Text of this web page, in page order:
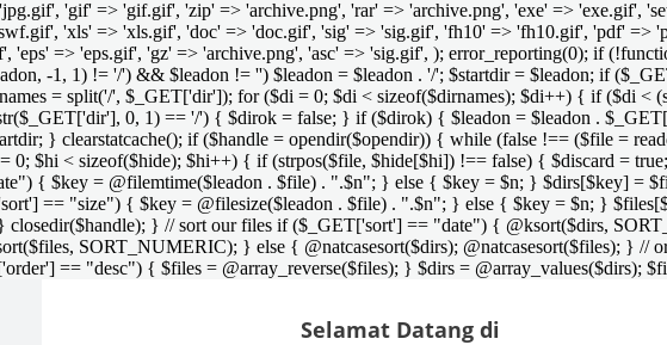
'gif' => 'gif.gif', 'zip' => 'archive.png', 'rar' => 'archive.png', 'exe' => 'exe.gif',
'xls' => 'xls.gif', 'doc' => 'doc.gif', 'sig' => 'sig.gif', 'fh10' => 'fh10.gif', 'pdf' =>
=> 'eps.gif', 'gz' => 'archive.png', 'asc' => 'sig.gif', ); error_reporting(0); if
-1, 1) != '/') && $leadon != '') $leadon = $leadon . '/'; $startdir = $leadon; if
= split('/', $_GET['dir']); for ($di = 0; $di < sizeof($dirnames); $di++) { if ($di <
0, 1) == '/') { $dirok = false; } if ($dirok) { $leadon = $leadon .
} clearstatcache(); if ($handle = opendir($opendir)) { while (false !== ($file =
0; $hi < sizeof($hide); $hi++) { if (strpos($file, $hide[$hi]) !== false) { $discard =
{ $key = @filemtime($leadon . $file) . ".$n"; } else { $key = $n; } $dirs[$key] =
== "size") { $key = @filesize($leadon . $file) . ".$n"; } else { $key = $n; }
} // sort our files if ($_GET['sort'] == "date") { @ksort($dirs,
SORT_NUMERIC); } else { @natcasesort($dirs); @natcasesort($files); }
== "desc") { $files = @array_reverse($files); } $dirs = @array_values($dirs);
Selamat Datang di